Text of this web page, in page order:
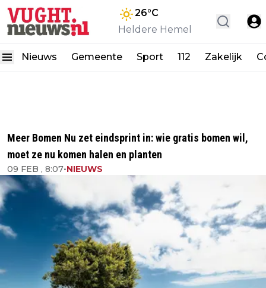
26°C
Heldere Hemel
Nieuws Gemeente Sport 112 Zakelijk
Meer Bomen Nu zet eindsprint in: wie gratis bomen wil,
moet ze nu komen halen en planten
09 FEB , 8:07•NIEUWS